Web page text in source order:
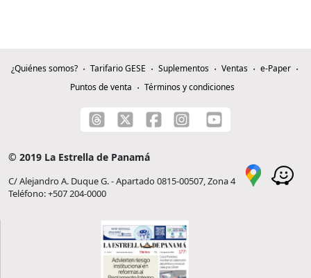
¿Quiénes somos? Tarifario GESE Suplementos Ventas
e-Paper
Puntos de venta
Términos y condiciones
© 2019 La Estrella de Panamá
C/ Alejandro A. Duque G. - Apartado 0815-00507, Zona 4
Teléfono: +507 204-0000